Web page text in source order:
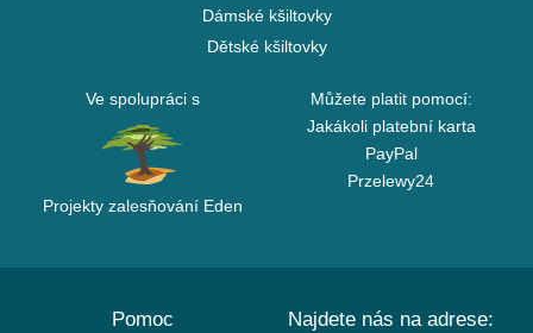
Dámské kšiltovky
Dětské kšiltovky
Ve spolupráci s
Projekty zalesňování Eden
Můžete platit pomocí:
Jakákoli platební karta
PayPal
Przelewy24
Pomoc Najdete nás na adrese: